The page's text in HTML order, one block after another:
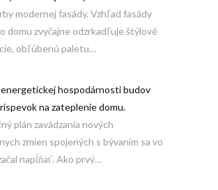
modernej fasády. Vzhľad fasády
domu zvyčajne odzrkadľuje štýlové
obľúbenú paletu…
energetickej hospodárnosti budov
na zateplenie domu.
plán zavádzania nových
zmien spojených s bývaním sa vo
napĺňať. Ako prvý…